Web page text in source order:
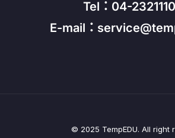
Tel：04-
E-mail：
© 2025 TempEDU. All right